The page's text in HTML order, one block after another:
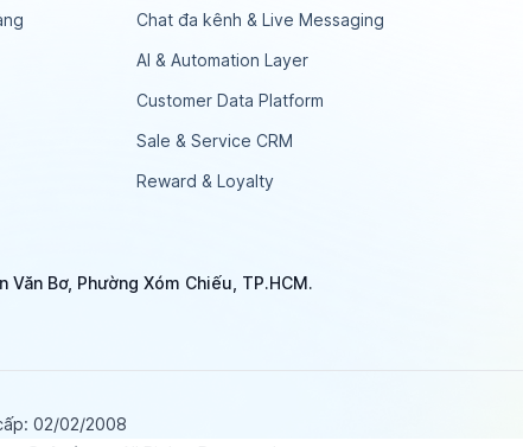
Chat đa kênh & Live Messaging
AI & Automation Layer
Customer Data Platform
Sale & Service CRM
Reward & Loyalty
Văn Bơ, Phường Xóm Chiếu, TP.HCM.
02/02/2008